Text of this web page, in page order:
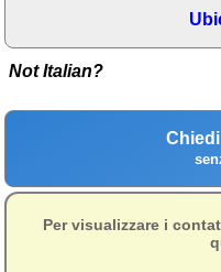
Not Italian?
Per visualizzare i
🗻 Montagna
Laghi
Campagna
Terme